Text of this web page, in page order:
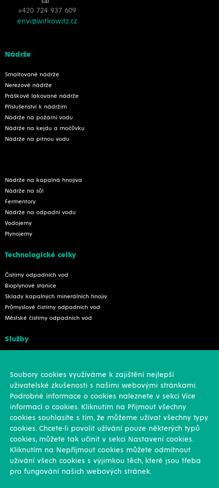
+420 724 937 609
envi@witkowitz.cz
Nádrže
Smaltované nádrže
Nerezové nádrže
Práškově lakované nádrže
Příslušenství k nádržím
Nádrže na požární vodu
Nádrže na kejdu a močůvku
Nádrže na pitnou vodu
Nádrže na kapalná hnojiva
Nádrže na sůl
Fermentory
Nádrže na odpadní vodu
Vodojemy
Plynojemy
Technologické celky
Čistírny odpadních vod
Bioplynové stanice
Sklady kapalných minerálních hnojiv
Průmyslové čistírny odpadních vod
Městské čistírny odpadních vod
Služby
Kariéra
Soubory cookies využíváme k zajištění nejlepší
uživatelské zkušenosti s našimi webovými stránkami.
Podrobné informace o cookies naleznete v sekci Více
informací o cookies. Kliknutím na Přijmout všechny
cookies souhlasíte s tím, že můžeme užívat všechny typy
cookies. Chcete-li povolit užívání pouze některých typů
cookies, můžete tak učinit v sekci Nastavení cookies.
Kliknutím na Nepříjmout cookies můžete odmítnout
uživání všech cookies s výjimkou těch, které jsou třeba
pro fungování našich webových stránek.